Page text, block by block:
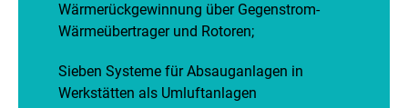
Wärmerückgewinnung über Gegenstrom-
Wärmeübertrager und Rotoren;
Sieben Systeme für Absauganlagen in
Werkstätten als Umluftanlagen